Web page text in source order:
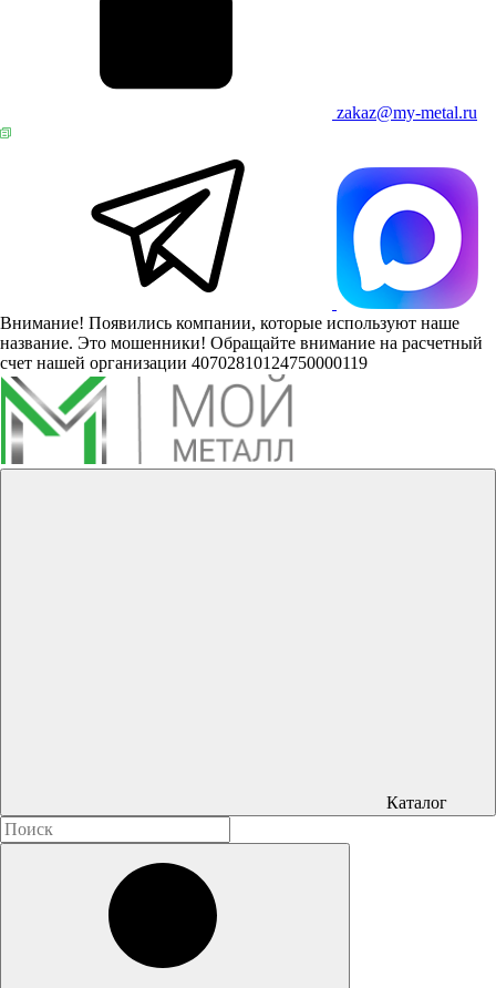
zakaz@my-metal.ru
Внимание! Появились компании, которые используют наше
название. Это мошенники! Обращайте внимание на расчетный
счет нашей организации 40702810124750000119
Каталог